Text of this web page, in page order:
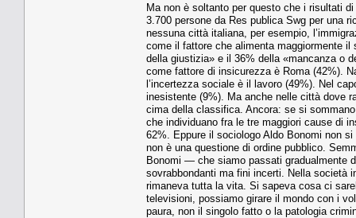
Ma non è soltanto per questo che i risultati
3.700 persone da Res publica Swg per una
nessuna città italiana, per esempio,
come il fattore che alimenta maggiormente
della giustizia» e il 36% della «mancanza o
come fattore di insicurezza è Roma (42%).
l’incertezza sociale è il lavoro (49%). Nel
inesistente (9%). Ma anche nelle città dove
cima della classifica. Ancora: se si
che individuano fra le tre maggiori cause di
62%. Eppure il sociologo Aldo Bonomi non
non è una questione di ordine pubblico.
Bonomi — che siamo passati gradualmente
sovrabbondanti ma fini incerti. Nella società
rimaneva tutta la vita. Si sapeva cosa ci
televisioni, possiamo girare il mondo con i
paura, non il singolo fatto o la patologia